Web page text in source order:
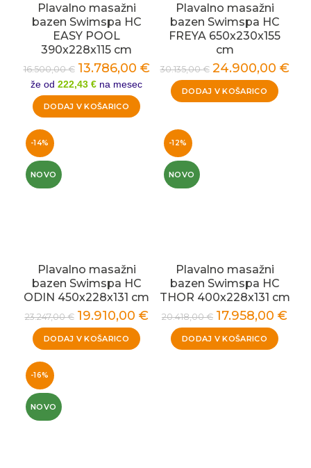
Plavalno masažni
bazen Swimspa HC
EASY POOL
390x228x115 cm
16.500,00€ 13.786,00 €
že od 222,43 € na mesec
DODAJ V KOŠARICO
Plavalno masažni
bazen Swimspa HC
FREYA 650x230x155
cm
30.135,00€ 24.900,00 €
DODAJ V KOŠARICO
-14%
NOVO
Plavalno masažni
bazen Swimspa HC
ODIN 450x228x131 cm
23.247,00€ 19.910,00 €
DODAJ V KOŠARICO
-12%
NOVO
Plavalno masažni
bazen Swimspa HC
THOR 400x228x131 cm
20.418,00€ 17.958,00 €
DODAJ V KOŠARICO
-16%
NOVO